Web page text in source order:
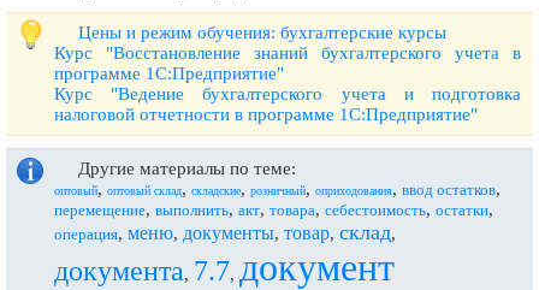
Цены и режим обучения: бухгалтерские курсы
Курс "Восстановление знаний бухгалтерского учета в
программе 1С:Предприятие"
Курс "Ведение бухгалтерского учета и подготовка
налоговой отчетности в программе 1С:Предприятие"
Другие материалы по теме:
оптовый, оптовый склад, складские, розничный, оприходования, ввод остатков,
перемещение, выполнить, акт, товара, себестоимость, остатки,
операция, меню, документы, товар, склад,
документа, 7.7, документ